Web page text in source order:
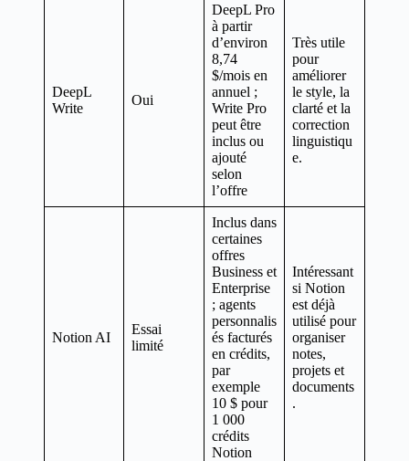
DeepL
Write
Oui
DeepL Pro
à partir
d’environ
8,74
$/mois en
annuel ;
Write Pro
peut être
inclus ou
ajouté
selon
l’offre
Très utile
pour
améliorer
le style, la
clarté et la
correction
linguistiqu
e.
Notion AI
Essai
limité
Inclus dans
certaines
offres
Business et
Enterprise
; agents
personnalis
és facturés
en crédits,
par
exemple
10 $ pour
1 000
crédits
Notion
Intéressant
si Notion
est déjà
utilisé pour
organiser
notes,
projets et
documents
.